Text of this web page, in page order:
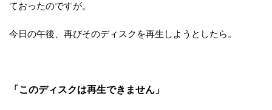
ておったのですが。
今日の午後、再びそのディスクを再生しようとしたら。
「このディスクは再生できません」